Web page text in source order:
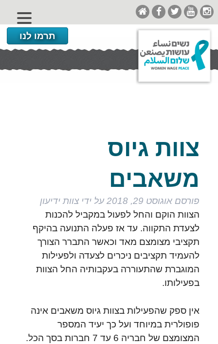
תרמו לנו
צוות גיוס
משאבים
פורסם אוגוסט 29, 2018 על ידי צוות ידיעון
הצוות הוקם והחל לפעול במקביל להכנות
לצעדת התקווה. עד אז פעלה התנועה בהיקף
תקציבי מצומצם מאד וכאשר התברר הצורך
להעמיד תקציבים ניכרים לצעדה ולפעילות
המוגברת שהתעוררה בעקבותיה החל הצוות
בפעילותו.
אין ספק שהפעילות בצוות גיוס משאבים אינה
פופולרית במיוחד ועל כך יעיד המספר
המצומצם של חבריה 6 עד 7 חברות בסך הכל.